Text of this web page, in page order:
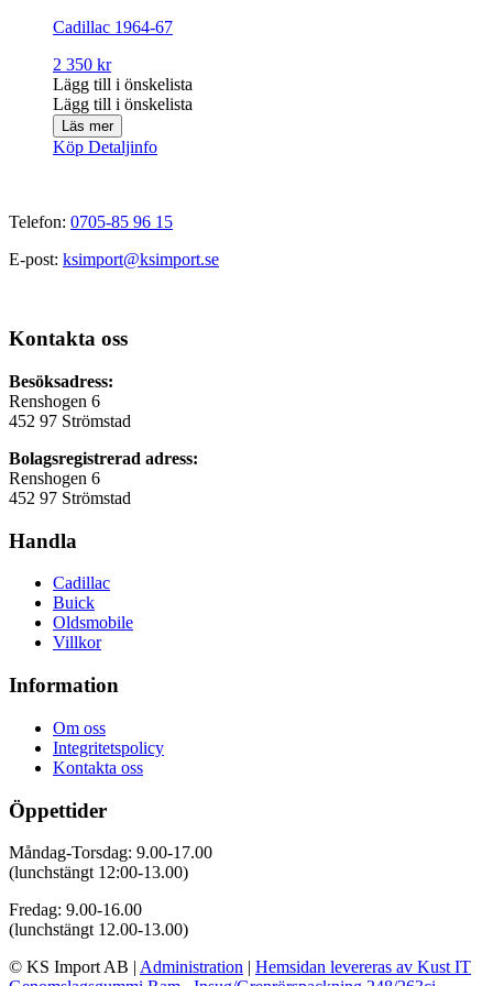
Cadillac 1964-67
2 350 kr
Lägg till i önskelista
Lägg till i önskelista
Läs mer
Köp Detaljinfo
Telefon: 0705-85 96 15
E-post: ksimport@ksimport.se
Kontakta oss
Besöksadress:
Renshogen 6
452 97 Strömstad
Bolagsregistrerad adress:
Renshogen 6
452 97 Strömstad
Handla
Cadillac
Buick
Oldsmobile
Villkor
Information
Om oss
Integritetspolicy
Kontakta oss
Öppettider
Måndag-Torsdag: 9.00-17.00
(lunchstängt 12:00-13.00)
Fredag: 9.00-16.00
(lunchstängt 12.00-13.00)
© KS Import AB | Administration | Hemsidan levereras av Kust IT